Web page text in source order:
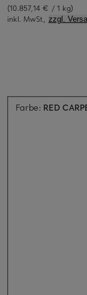
(10.857,14 € / 1 kg)
inkl. MwSt., zzgl.
Farbe:RED